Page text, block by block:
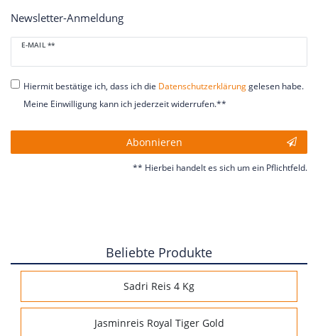
Newsletter-Anmeldung
E-MAIL **
Newsletter
Honig
Hiermit bestätige ich, dass ich die Daten­schutz­erklärunggelesen habe.
Meine Einwilligung kann ich jederzeit widerrufen.**
Abonnieren
** Hierbei handelt es sich um ein Pflichtfeld.
Beliebte Produkte
Sadri Reis 4 Kg
Jasminreis Royal Tiger Gold